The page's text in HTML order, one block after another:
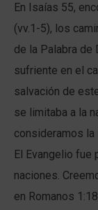
En Isaías 55,
(vv.1-5), los
de la Palabra de
sufriente en el
salvación de
se limitaba a la
consideramos la
El Evangelio fue
naciones.
en Romanos